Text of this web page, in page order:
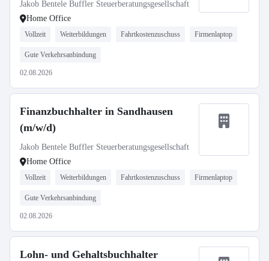
Jakob Bentele Buffler Steuerberatungsgesellschaft
Home Office
Vollzeit Weiterbildungen Fahrtkostenzuschuss Firmenlaptop
Gute Verkehrsanbindung
02.08.2026
Finanzbuchhalter in Sandhausen
(m/w/d)
Jakob Bentele Buffler Steuerberatungsgesellschaft
Home Office
Vollzeit Weiterbildungen Fahrtkostenzuschuss Firmenlaptop
Gute Verkehrsanbindung
02.08.2026
Lohn- und Gehaltsbuchhalter